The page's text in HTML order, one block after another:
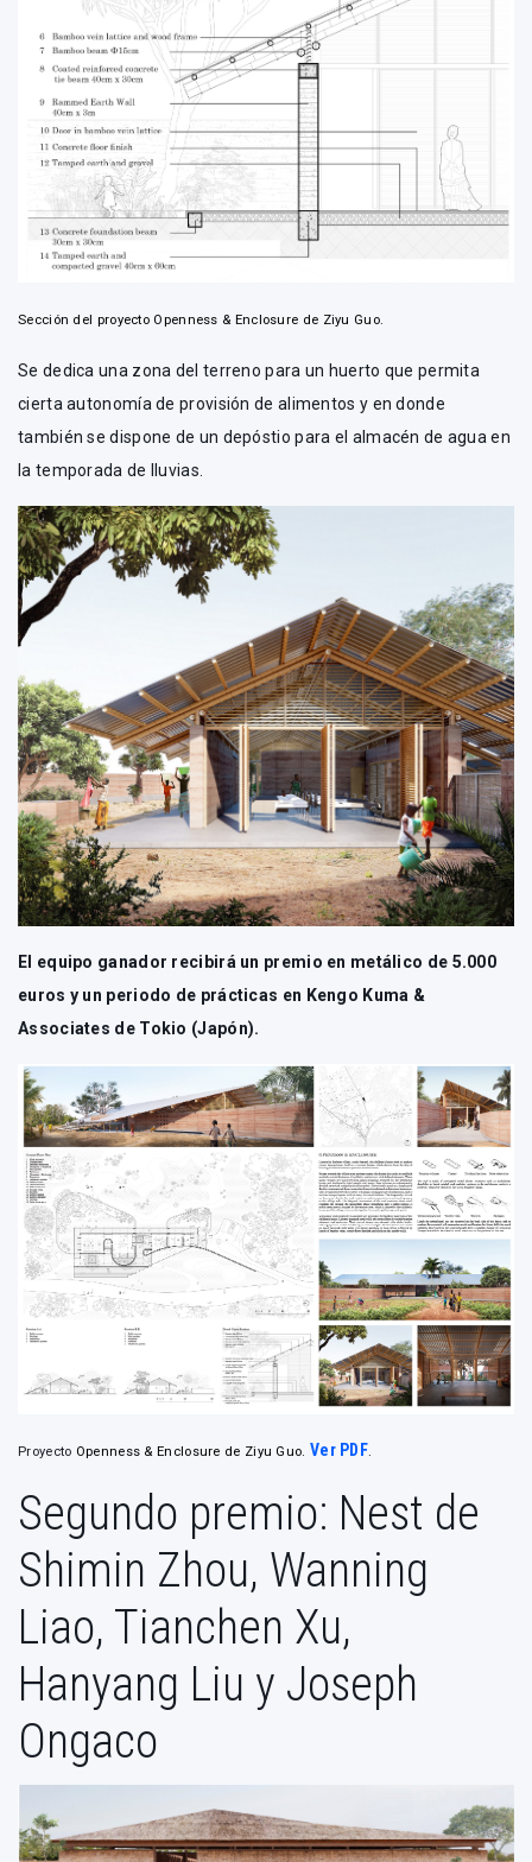
Sección del proyecto Openness & Enclosure de Ziyu Guo.
Se dedica una zona del terreno para un huerto que permita
cierta autonomía de provisión de alimentos y en donde
también se dispone de un depóstio para el almacén de agua en
la temporada de lluvias.
El equipo ganador recibirá un premio en metálico de 5.000
euros y un periodo de prácticas en Kengo Kuma &
Associates de Tokio (Japón).
Proyecto Openness & Enclosure de Ziyu Guo. Ver PDF.
Segundo premio: Nest de
Shimin Zhou, Wanning
Liao, Tianchen Xu,
Hanyang Liu y Joseph
Ongaco